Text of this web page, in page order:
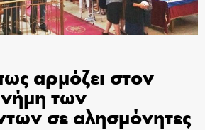
αρμόζει στον
των
σε αλησμόνητες